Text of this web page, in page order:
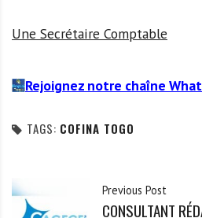
Une Secrétaire Comptable
Rejoignez notre chaîne
TAGS: COFINA TOGO
Previous Post
CONSULTANT